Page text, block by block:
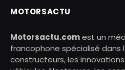
MOTORSACTU
Motorsactu.comest un
francophone spécialisé dans
constructeurs, les